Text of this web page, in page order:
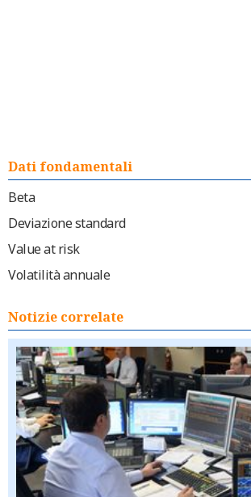
Dati fondamentali
Beta
Deviazione standard
Value at risk
Volatilità annuale
Notizie correlate